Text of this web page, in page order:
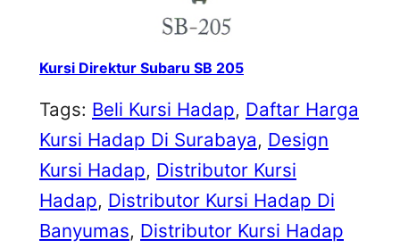
Kursi Direktur Subaru SB 205
Tags: Beli Kursi Hadap, Daftar Harga
Kursi Hadap Di Surabaya, Design
Kursi Hadap, Distributor Kursi
Hadap, Distributor Kursi Hadap Di
Banyumas, Distributor Kursi Hadap